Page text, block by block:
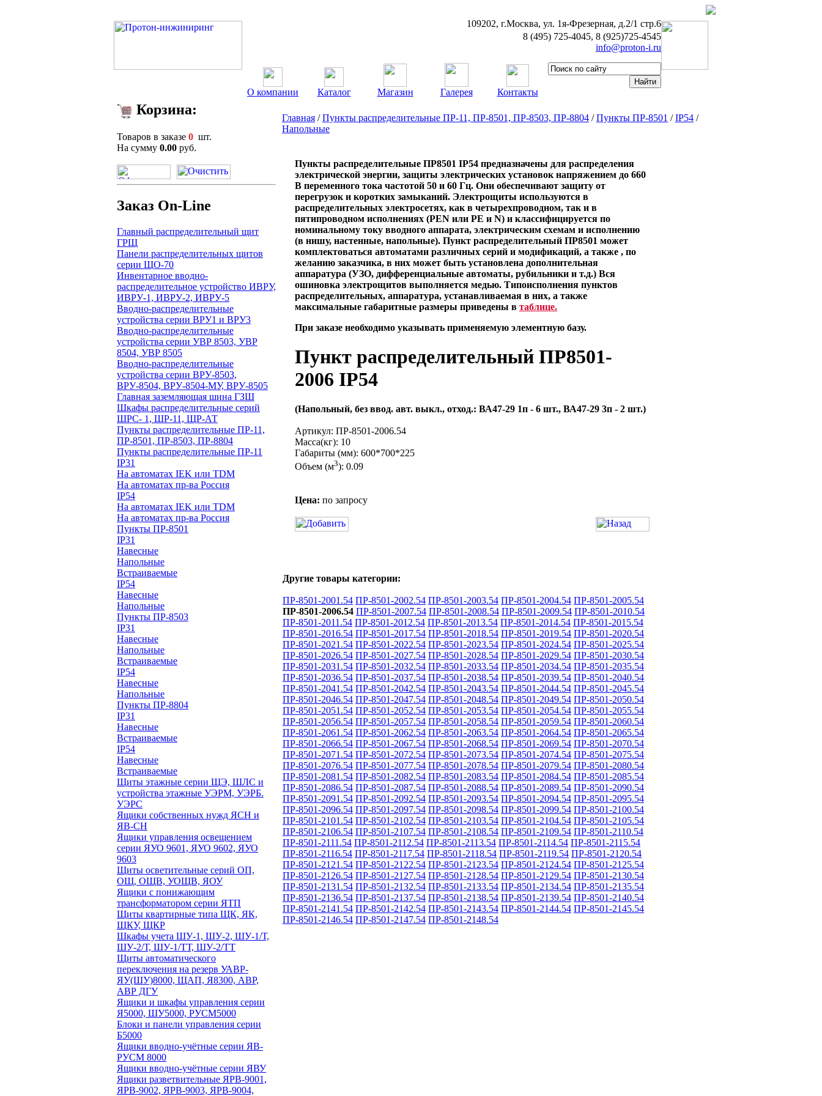
109202, г.Москва, ул. 1я-Фрезерная, д.2/1 стр.6
8 (495) 725-4045, 8 (925)725-4545
info@proton-i.ru
О компании Каталог Магазин Галерея Контакты
Корзина:
Товаров в заказе 0 шт.
На сумму 0.00 руб.
Заказ On-Line
Главный распределительный щит
ГРЩ
Панели распределительных щитов
серии ЩО-70
Инвентарное вводно-
распределительное устройство ИВРУ,
ИВРУ-1, ИВРУ-2, ИВРУ-5
Вводно-распределительные
устройства серии ВРУ1 и ВРУ3
Вводно-распределительные
устройства серии УВР 8503, УВР
8504, УВР 8505
Вводно-распределительные
устройства серии ВРУ-8503,
ВРУ-8504, ВРУ-8504-МУ, ВРУ-8505
Главная заземляющая шина ГЗШ
Шкафы распределительные серий
ШРС- 1, ШР-11, ЩР-АТ
Пункты распределительные ПР-11,
ПР-8501, ПР-8503, ПР-8804
Пункты распределительные ПР-11
IP31
На автоматах IEK или TDM
На автоматах пр-ва Россия
IP54
На автоматах IEK или TDM
На автоматах пр-ва Россия
Пункты ПР-8501
IP31
Навесные
Напольные
Встраиваемые
IP54
Навесные
Напольные
Пункты ПР-8503
IP31
Навесные
Напольные
Встраиваемые
IP54
Навесные
Напольные
Пункты ПР-8804
IP31
Навесные
Встраиваемые
IP54
Навесные
Встраиваемые
Щиты этажные серии ЩЭ, ШЛС и
устройства этажные УЭРМ, УЭРБ.
УЭРС
Ящики собственных нужд ЯСН и
ЯВ-СН
Ящики управления освещением
серии ЯУО 9601, ЯУО 9602, ЯУО
9603
Щиты осветительные серий ОП,
ОЩ, ОЩВ, УОЩВ, ЯОУ
Ящики с понижающим
трансформатором серии ЯТП
Щиты квартирные типа ЩК, ЯК,
ЩКУ, ЩКР
Шкафы учета ШУ-1, ШУ-2, ШУ-1/Т,
ШУ-2/Т, ШУ-1/ТТ, ШУ-2/ТТ
Щиты автоматического
переключения на резерв УАВР-
ЯУ(ШУ)8000, ЩАП, Я8300, АВР,
АВР ДГУ
Ящики и шкафы управления серии
Я5000, ШУ5000, РУСМ5000
Блоки и панели управления серии
Б5000
Ящики вводно-учётные серии ЯВ-
РУСМ 8000
Ящики вводно-учётные серии ЯВУ
Ящики разветвительные ЯРВ-9001,
ЯРВ-9002, ЯРВ-9003, ЯРВ-9004,
Главная /Пункты распределительные ПР-11, ПР-8501, ПР-8503, ПР-8804 /Пункты ПР-8501 /IP54 /
Напольные
Пункты распределительные ПР8501 IP54 предназначены для распределения
электрической энергии, защиты электрических установок напряжением до 660
В переменного тока частотой 50 и 60 Гц. Они обеспечивают защиту от
перегрузок и коротких замыканий. Электрощиты используются в
распределительных электросетях, как в четырехпроводном, так и в
пятипроводном исполнениях (РЕN или РЕ и N) и классифицируется по
номинальному току вводного аппарата, электрическим схемам и исполнению
(в нишу, настенные, напольные). Пункт распределительный ПР8501 может
комплектоваться автоматами различных серий и модификаций, а также , по
желанию заказчика, в них может быть установлена дополнительная
аппаратура (УЗО, дифференциальные автоматы, рубильники и т.д.) Вся
ошиновка электрощитов выполняется медью. Типоисполнения пунктов
распределительных, аппаратура, устанавливаемая в них, а также
максимальные габаритные размеры приведены в таблице.
При заказе необходимо указывать применяемую элементную базу.
Пункт распределительный ПР8501-
2006 IP54
(Напольный, без ввод. авт. выкл., отход.: ВА47-29 1п - 6 шт., ВА47-29 3п - 2 шт.)
Артикул: ПР-8501-2006.54
Масса(кг): 10
Габариты (мм): 600*700*225
Объем (м3): 0.09
Цена: по запросу
Другие товары категории:
ПР-8501-2001.54 ПР-8501-2002.54 ПР-8501-2003.54 ПР-8501-2004.54 ПР-8501-2005.54
ПР-8501-2006.54 ПР-8501-2007.54 ПР-8501-2008.54 ПР-8501-2009.54 ПР-8501-2010.54
ПР-8501-2011.54 ПР-8501-2012.54 ПР-8501-2013.54 ПР-8501-2014.54 ПР-8501-2015.54
ПР-8501-2016.54 ПР-8501-2017.54 ПР-8501-2018.54 ПР-8501-2019.54 ПР-8501-2020.54
ПР-8501-2021.54 ПР-8501-2022.54 ПР-8501-2023.54 ПР-8501-2024.54 ПР-8501-2025.54
ПР-8501-2026.54 ПР-8501-2027.54 ПР-8501-2028.54 ПР-8501-2029.54 ПР-8501-2030.54
ПР-8501-2031.54 ПР-8501-2032.54 ПР-8501-2033.54 ПР-8501-2034.54 ПР-8501-2035.54
ПР-8501-2036.54 ПР-8501-2037.54 ПР-8501-2038.54 ПР-8501-2039.54 ПР-8501-2040.54
ПР-8501-2041.54 ПР-8501-2042.54 ПР-8501-2043.54 ПР-8501-2044.54 ПР-8501-2045.54
ПР-8501-2046.54 ПР-8501-2047.54 ПР-8501-2048.54 ПР-8501-2049.54 ПР-8501-2050.54
ПР-8501-2051.54 ПР-8501-2052.54 ПР-8501-2053.54 ПР-8501-2054.54 ПР-8501-2055.54
ПР-8501-2056.54 ПР-8501-2057.54 ПР-8501-2058.54 ПР-8501-2059.54 ПР-8501-2060.54
ПР-8501-2061.54 ПР-8501-2062.54 ПР-8501-2063.54 ПР-8501-2064.54 ПР-8501-2065.54
ПР-8501-2066.54 ПР-8501-2067.54 ПР-8501-2068.54 ПР-8501-2069.54 ПР-8501-2070.54
ПР-8501-2071.54 ПР-8501-2072.54 ПР-8501-2073.54 ПР-8501-2074.54 ПР-8501-2075.54
ПР-8501-2076.54 ПР-8501-2077.54 ПР-8501-2078.54 ПР-8501-2079.54 ПР-8501-2080.54
ПР-8501-2081.54 ПР-8501-2082.54 ПР-8501-2083.54 ПР-8501-2084.54 ПР-8501-2085.54
ПР-8501-2086.54 ПР-8501-2087.54 ПР-8501-2088.54 ПР-8501-2089.54 ПР-8501-2090.54
ПР-8501-2091.54 ПР-8501-2092.54 ПР-8501-2093.54 ПР-8501-2094.54 ПР-8501-2095.54
ПР-8501-2096.54 ПР-8501-2097.54 ПР-8501-2098.54 ПР-8501-2099.54 ПР-8501-2100.54
ПР-8501-2101.54 ПР-8501-2102.54 ПР-8501-2103.54 ПР-8501-2104.54 ПР-8501-2105.54
ПР-8501-2106.54 ПР-8501-2107.54 ПР-8501-2108.54 ПР-8501-2109.54 ПР-8501-2110.54
ПР-8501-2111.54 ПР-8501-2112.54 ПР-8501-2113.54 ПР-8501-2114.54 ПР-8501-2115.54
ПР-8501-2116.54 ПР-8501-2117.54 ПР-8501-2118.54 ПР-8501-2119.54 ПР-8501-2120.54
ПР-8501-2121.54 ПР-8501-2122.54 ПР-8501-2123.54 ПР-8501-2124.54 ПР-8501-2125.54
ПР-8501-2126.54 ПР-8501-2127.54 ПР-8501-2128.54 ПР-8501-2129.54 ПР-8501-2130.54
ПР-8501-2131.54 ПР-8501-2132.54 ПР-8501-2133.54 ПР-8501-2134.54 ПР-8501-2135.54
ПР-8501-2136.54 ПР-8501-2137.54 ПР-8501-2138.54 ПР-8501-2139.54 ПР-8501-2140.54
ПР-8501-2141.54 ПР-8501-2142.54 ПР-8501-2143.54 ПР-8501-2144.54 ПР-8501-2145.54
ПР-8501-2146.54 ПР-8501-2147.54 ПР-8501-2148.54